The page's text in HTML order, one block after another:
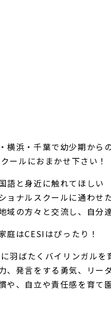
横浜・千葉で幼少期から
ールにおまかせ下さい！
語と身近に触れてほしい
ョナルスクールに通わせ
域の方々と交流し、自分
庭はCESIはぴったり！
羽ばたくバイリンガルを
、発言をする勇気、リー
や、自立や責任感を育て